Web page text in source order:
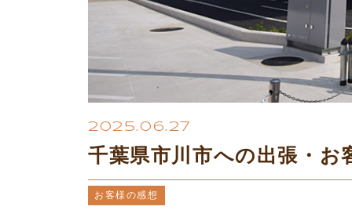
2025.06.27
千葉県市川市への出張・お
お客様の感想